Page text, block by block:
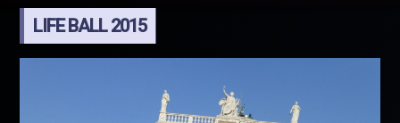
LIFE BALL 2015